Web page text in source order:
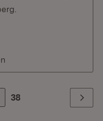
38 Weiter